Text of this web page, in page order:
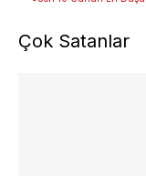
Çok Satanlar